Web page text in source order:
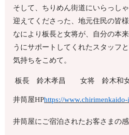
そして、ちりめん街道にいらっし
迎えてくださった、地元住民の皆様
なにより板長と女将が、自分の本
うにサポートしてくれたスタッフ
気持ちをこめて。
板長 鈴木孝昌 女将 鈴木和
井筒屋HPhttps://
井筒屋にご宿泊されたお客さまの